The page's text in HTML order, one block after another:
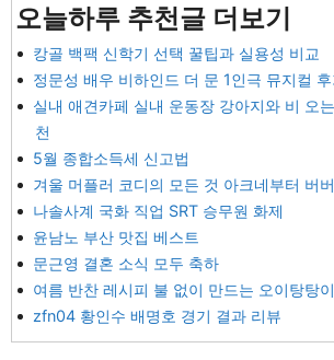
오늘하루 추천글 더보기
캉골 백팩 신학기 선택 꿀팁과 실용성 비교
정문성 배우 비하인드 더 문 1인극 뮤지컬 후
실내 애견카페 실내 운동장 강아지와 비 오
천
5월 종합소득세 신고법
겨울 머플러 코디의 모든 것 아크네부터 버
나솔사계 국화 직업 SRT 승무원 화제
윤남노 부산 맛집 베스트
문근영 결혼 소식 모두 축하
여름 반찬 레시피 불 없이 만드는 오이탕탕
zfn04 황인수 배명호 경기 결과 리뷰